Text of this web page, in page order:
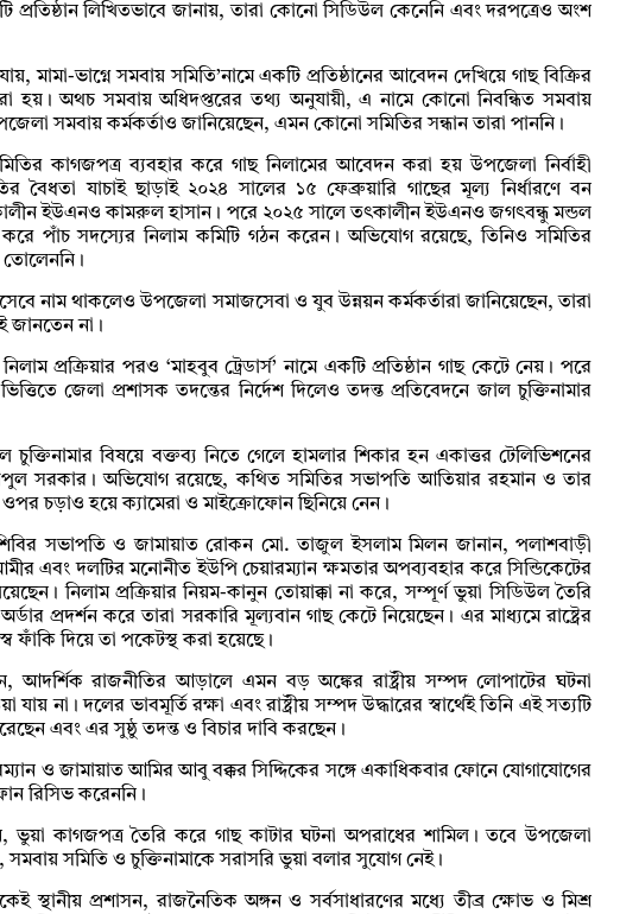
প্রতিষ্ঠান লিখিতভাবে জানায়, তারা কোনো সিডিউল কেনেনি এবং দরপত্রেও অংশ
মামা-ভাগ্নে সমবায় সমিতি’নামে একটি প্রতিষ্ঠানের আবেদন দেখিয়ে গাছ বিক্রির
হয়। অথচ সমবায় অধিদপ্তরের তথ্য অনুযায়ী, এ নামে কোনো নিবন্ধিত সমবায়
সমবায় কর্মকর্তাও জানিয়েছেন, এমন কোনো সমিতির সন্ধান তারা পাননি।
কাগজপত্র ব্যবহার করে গাছ নিলামের আবেদন করা হয় উপজেলা নির্বাহী
বৈধতা যাচাই ছাড়াই ২০২৪ সালের ১৫ ফেব্রুয়ারি গাছের মূল্য নির্ধারণে বন
ইউএনও কামরুল হাসান। পরে ২০২৫ সালে তৎকালীন ইউএনও জগৎবন্ধু মন্ডল
করে পাঁচ সদস্যের নিলাম কমিটি গঠন করেন। অভিযোগ রয়েছে, তিনিও সমিতির
তোলেননি।
নাম থাকলেও উপজেলা সমাজসেবা ও যুব উন্নয়ন কর্মকর্তারা জানিয়েছেন, তারা
জানতেন না।
প্রক্রিয়ার পরও ‘মাহবুব ট্রেডার্স’ নামে একটি প্রতিষ্ঠান গাছ কেটে নেয়। পরে
জেলা প্রশাসক তদন্তের নির্দেশ দিলেও তদন্ত প্রতিবেদনে জাল চুক্তিনামার
বিষয়ে বক্তব্য নিতে গেলে হামলার শিকার হন একাত্তর টেলিভিশনের
সরকার। অভিযোগ রয়েছে, কথিত সমিতির সভাপতি আতিয়ার রহমান ও তার
ওপর চড়াও হয়ে ক্যামেরা ও মাইক্রোফোন ছিনিয়ে নেন।
সভাপতি ও জামায়াত রোকন মো. তাজুল ইসলাম মিলন জানান, পলাশবাড়ী
এবং দলটির মনোনীত ইউপি চেয়ারম্যান ক্ষমতার অপব্যবহার করে সিন্ডিকেটের
নিলাম প্রক্রিয়ার নিয়ম-কানুন তোয়াক্কা না করে, সম্পূর্ণ ভুয়া সিডিউল তৈরি
প্রদর্শন করে তারা সরকারি মূল্যবান গাছ কেটে নিয়েছেন। এর মাধ্যমে রাষ্ট্রের
ফাঁকি দিয়ে তা পকেটস্থ করা হয়েছে।
আদর্শিক রাজনীতির আড়ালে এমন বড় অঙ্কের রাষ্ট্রীয় সম্পদ লোপাটের ঘটনা
না। দলের ভাবমূর্তি রক্ষা এবং রাষ্ট্রীয় সম্পদ উদ্ধারের স্বার্থেই তিনি এই সত্যটি
এবং এর সুষ্ঠু তদন্ত ও বিচার দাবি করছেন।
ও জামায়াত আমির আবু বক্কর সিদ্দিকের সঙ্গে একাধিকবার ফোনে যোগাযোগের
রিসিভ করেননি।
ভুয়া কাগজপত্র তৈরি করে গাছ কাটার ঘটনা অপরাধের শামিল। তবে উপজেলা
সমবায় সমিতি ও চুক্তিনামাকে সরাসরি ভুয়া বলার সুযোগ নেই।
স্থানীয় প্রশাসন, রাজনৈতিক অঙ্গন ও সর্বসাধারণের মধ্যে তীব্র ক্ষোভ ও মিশ্র